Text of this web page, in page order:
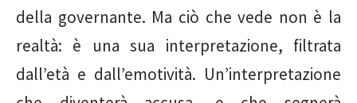
della governante. Ma ciò che vede non è la
realtà: è una sua interpretazione, filtrata
dall’età e dall’emotività. Un’interpretazione